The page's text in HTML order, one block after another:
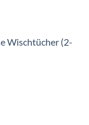
Wischtücher (2-